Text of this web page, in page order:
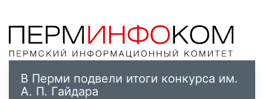
В Перми подвели итоги конкурса им.
А. П. Гайдара